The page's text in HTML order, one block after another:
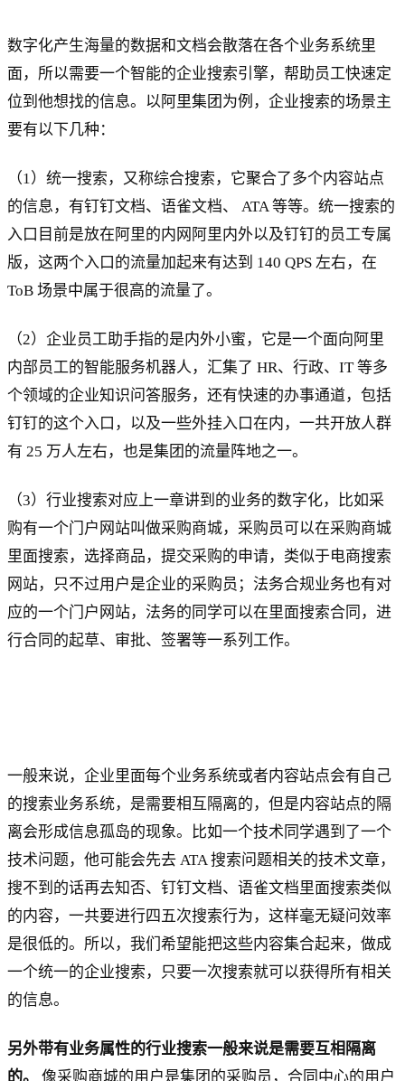
数字化产生海量的数据和文档会散落在各个业务系统里
面，所以需要一个智能的企业搜索引擎，帮助员工快速定
位到他想找的信息。以阿里集团为例，企业搜索的场景主
要有以下几种：
（1）统一搜索，又称综合搜索，它聚合了多个内容站点
的信息，有钉钉文档、语雀文档、 ATA 等等。统一搜索的
入口目前是放在阿里的内网阿里内外以及钉钉的员工专属
版，这两个入口的流量加起来有达到 140 QPS 左右，在
ToB 场景中属于很高的流量了。
（2）企业员工助手指的是内外小蜜，它是一个面向阿里
内部员工的智能服务机器人，汇集了 HR、行政、IT 等多
个领域的企业知识问答服务，还有快速的办事通道，包括
钉钉的这个入口，以及一些外挂入口在内，一共开放人群
有 25 万人左右，也是集团的流量阵地之一。
（3）行业搜索对应上一章讲到的业务的数字化，比如采
购有一个门户网站叫做采购商城，采购员可以在采购商城
里面搜索，选择商品，提交采购的申请，类似于电商搜索
网站，只不过用户是企业的采购员；法务合规业务也有对
应的一个门户网站，法务的同学可以在里面搜索合同，进
行合同的起草、审批、签署等一系列工作。
一般来说，企业里面每个业务系统或者内容站点会有自己
的搜索业务系统，是需要相互隔离的，但是内容站点的隔
离会形成信息孤岛的现象。比如一个技术同学遇到了一个
技术问题，他可能会先去 ATA 搜索问题相关的技术文章，
搜不到的话再去知否、钉钉文档、语雀文档里面搜索类似
的内容，一共要进行四五次搜索行为，这样毫无疑问效率
是很低的。所以，我们希望能把这些内容集合起来，做成
一个统一的企业搜索，只要一次搜索就可以获得所有相关
的信息。
另外带有业务属性的行业搜索一般来说是需要互相隔离
的。
像采购商城的用户是集团的采购员，合同中心的用户